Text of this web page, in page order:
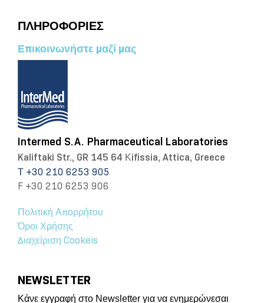
ΠΛΗΡΟΦΟΡΙΕΣ
Επικοινωνήστε μαζί μας
Intermed S.A. Pharmaceutical Laboratories
Kaliftaki Str., GR 145 64 Κifissia, Attica, Greece
Τ +30 210 6253 905
F +30 210 6253 906
Πολιτική Απορρήτου
Όροι Χρήσης
Διαχείριση Cookeis
NEWSLETTER
Κάνε εγγραφή στο Newsletter για να ενημερώνεσαι